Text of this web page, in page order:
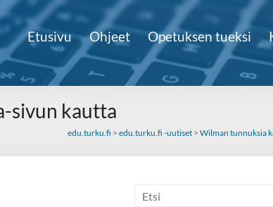
Etusivu Ohjeet Opetuksen tueksi
sivun kautta
edu.turku.fi > edu.turku.fi -uutiset > Wilman tunnuksia